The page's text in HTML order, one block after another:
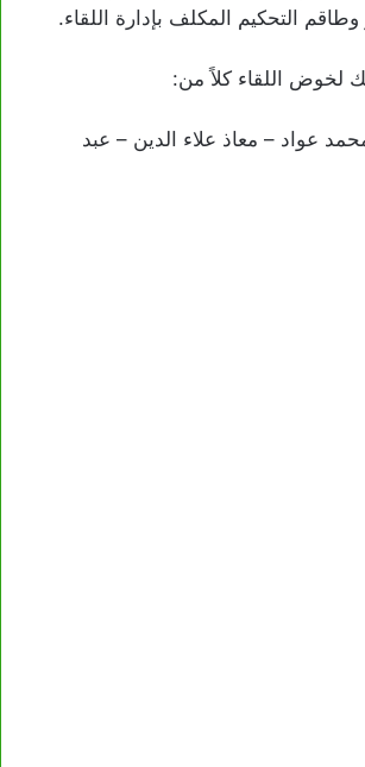
التحكيم المكلف بإدارة اللقاء.
لخوض اللقاء كلاً من:
عواد – معاذ علاء الدين – عبد